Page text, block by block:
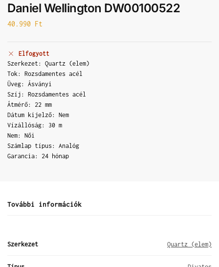
Daniel Wellington DW00100522
40.990 Ft
Elfogyott
Szerkezet: Quartz (elem)
Tok: Rozsdamentes acél
Üveg: Ásványi
Szíj: Rozsdamentes acél
Átmérő: 22 mm
Dátum kijelző: Nem
Vízállóság: 30 m
Nem: Női
Számlap típus: Analóg
Garancia: 24 hónap
További információk
Szerkezet Quartz (elem)